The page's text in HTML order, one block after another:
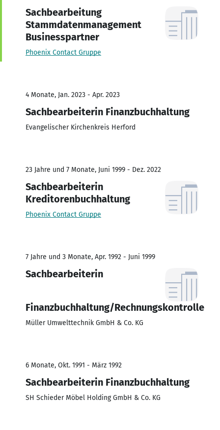
Sachbearbeitung
Stammdatenmanagement
Businesspartner
Phoenix Contact Gruppe
4 Monate, Jan. 2023 - Apr. 2023
Sachbearbeiterin Finanzbuchhaltung
Evangelischer Kirchenkreis Herford
23 Jahre und 7 Monate, Juni 1999 - Dez. 2022
Sachbearbeiterin
Kreditorenbuchhaltung
Phoenix Contact Gruppe
7 Jahre und 3 Monate, Apr. 1992 - Juni 1999
Sachbearbeiterin
Finanzbuchhaltung/Rechnungskontrolle
Müller Umwelttechnik GmbH & Co. KG
6 Monate, Okt. 1991 - März 1992
Sachbearbeiterin Finanzbuchhaltung
SH Schieder Möbel Holding GmbH & Co. KG